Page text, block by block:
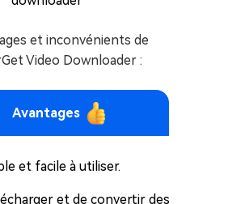
et inconvénients de
Video Downloader :
Avantages
et facile à utiliser.
et de convertir des vidéos